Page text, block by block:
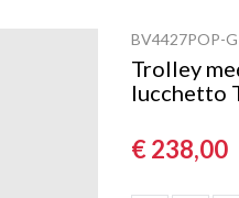
BV4427POP-G
Trolley
lucchetto
€ 238,00